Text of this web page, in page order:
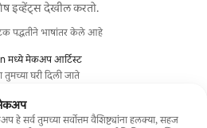
इव्हेंट्स देखील करतो.
पद्धतीने भाषांतर केले आहे
मध्ये मेकअप आर्टिस्ट
तुमच्या घरी दिली जाते
सहज